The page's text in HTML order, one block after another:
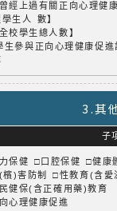
經上過有關正向心理健
生人 數】
校學生總人數】
生參與正向心理健康促進
3.其
子
保健 □口腔保健 □健康
檳)害防制 □性教育(含愛
健保(含正確用藥)教育
心理健康促進